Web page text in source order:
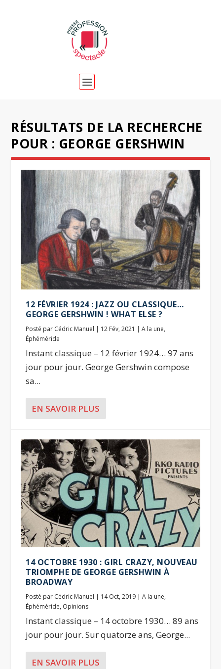
RÉSULTATS DE LA RECHERCHE
POUR : GEORGE GERSHWIN
12 FÉVRIER 1924 : JAZZ OU CLASSIQUE…
GEORGE GERSHWIN ! WHAT ELSE ?
Posté par Cédric Manuel | 12 Fév, 2021 |A la une,
Éphéméride
Instant classique – 12 février 1924… 97 ans
jour pour jour. George Gershwin compose
sa...
EN SAVOIR PLUS
14 OCTOBRE 1930 : GIRL CRAZY, NOUVEAU
TRIOMPHE DE GEORGE GERSHWIN À
BROADWAY
Posté par Cédric Manuel | 14 Oct, 2019 |A la une,
Éphéméride, Opinions
Instant classique – 14 octobre 1930… 89 ans
jour pour jour. Sur quatorze ans, George...
EN SAVOIR PLUS